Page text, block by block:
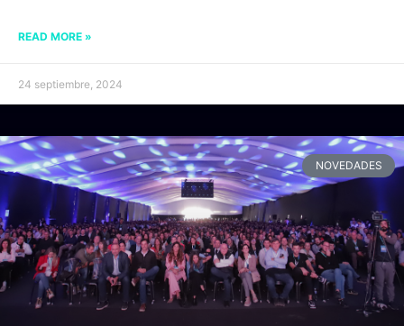
READ MORE »
24 septiembre, 2024
NOVEDADES